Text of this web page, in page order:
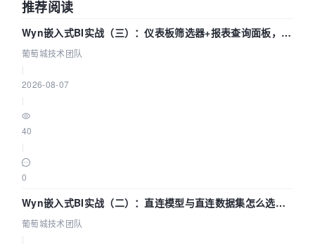
推荐阅读
Wyn嵌入式BI实战（三）：仪表板筛选器+报表查询面板，参
数联动全闭环
葡萄城技术团队
2026-08-07
40
0
Wyn嵌入式BI实战（二）：直连模型与直连数据集怎么选，
参数为什么不生效？| 葡萄城技术团队
葡萄城技术团队